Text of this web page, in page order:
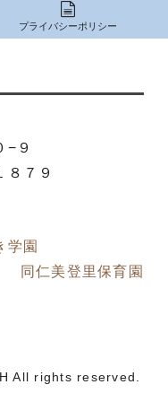
プライバシーポリシー
−９
７９
学園
同仁美登里保育園
All rights reserved.